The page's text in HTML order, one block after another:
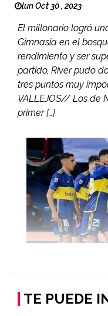
lun Oct 30 , 2023
El millonario logró
Gimnasia en el
rendimiento y ser
partido, River pudo
tres puntos muy
VALLEJOS// Los de
primer […]
TE PUEDE